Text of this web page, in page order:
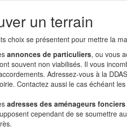
un terrain
choix se présentent pour mettre la
annonces de particuliers, ou vous
souvent non viabilisés. Il vous
Adressez-vous à la
Contactez aussi le cas échéant
adresses des aménageurs fonciers
cependant de se soumettre